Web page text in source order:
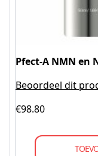
Pfect-A NMN en
Beoordeel dit
€98.80